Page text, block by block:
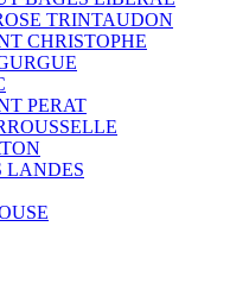
TRINTAUDON
CHRISTOPHE
PERAT
LANDES